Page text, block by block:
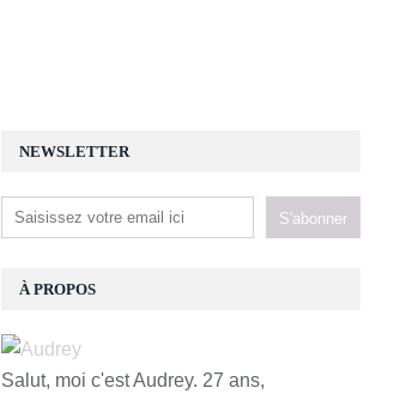
NEWSLETTER
À PROPOS
Salut, moi c'est Audrey. 27 ans,